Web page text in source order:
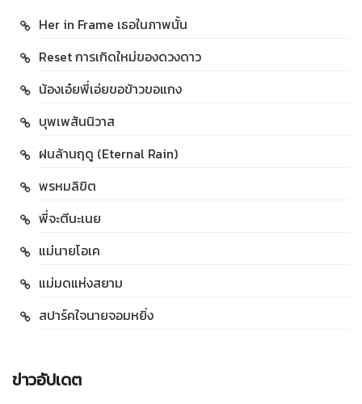
Her in Frame เธอในภาพนั้น
Reset การเกิดใหม่ของดวงดาว
น้องเอ๋ยพี่เอ่ยขอข้าวขอแกง
บุพเพสันนิวาส
ฝนล้านฤดู (Eternal Rain)
พรหมลิขิต
พี่จะตีนะเนย
แม่นายโอเค
แม่มดแห่งสยาม
สปาร์คใจนายจอมหยิ่ง
ข่าวอัปเดต